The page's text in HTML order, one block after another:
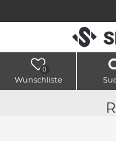
0
Wunschliste